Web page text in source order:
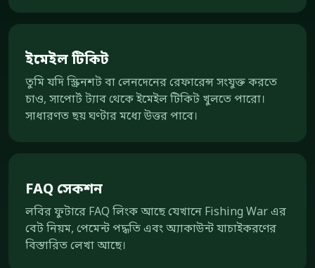
ইমেইল টিকিট
তুমি যদি স্ক্রিনশট বা লেনদেনের রেফারেন্স সংযুক্ত করতে
চাও, সাপোর্ট ট্যাব থেকে ইমেইল টিকিট খুলতে পারো।
সাধারণত ছয় ঘণ্টার মধ্যে উত্তর পাবে।
FAQ সেকশন
লবির ফুটারে FAQ লিংক আছে যেখানে Fishing War এর
বেট নিয়ম, পেমেন্ট পদ্ধতি এবং অ্যাকাউন্ট যাচাইকরণের
বিস্তারিত লেখা আছে।